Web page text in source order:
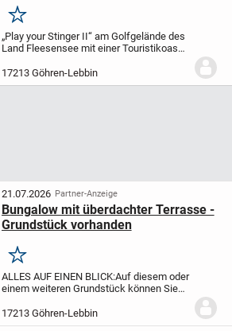
Merken
„Play your Stinger II“ am Golfgelände des
Land Fleesensee mit einer Touristikoase
Wohlfühlambiente pur für Liebhaber* des
Golf- oder Wassersports und der
17213 Göhren-Lebbin
21.07.2026 Partner-Anzeige
Bungalow mit überdachter Terrasse -
Grundstück vorhanden
Merken
ALLES AUF EINEN BLICK:Auf diesem oder
einem weiteren Grundstück können Sie
nähere Informationen einfach bei mir
melden oder eine Anfrage stellen. Wir
17213 Göhren-Lebbin